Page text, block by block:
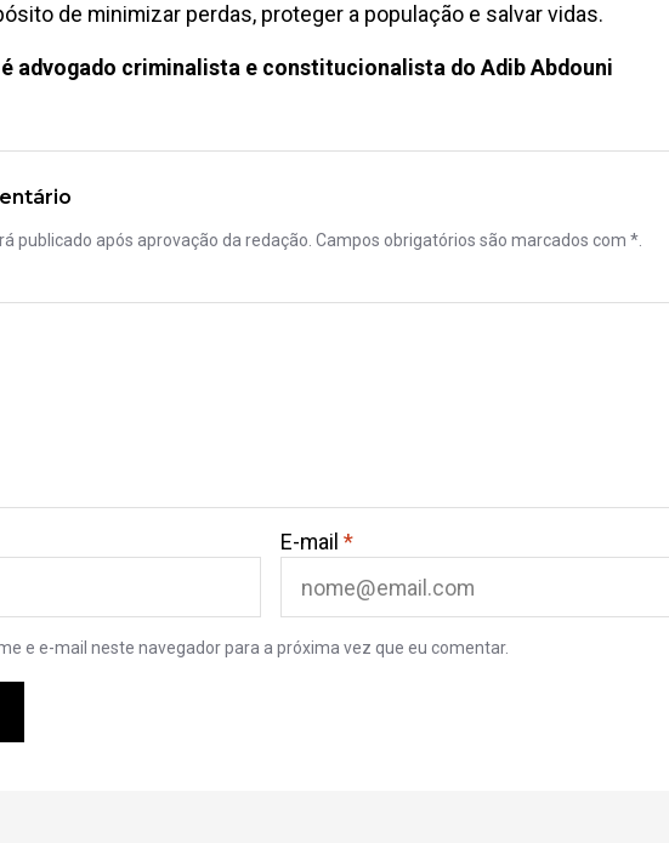
de minimizar perdas, proteger a população e salvar vidas.
advogado criminalista e constitucionalista do Adib Abdouni
publicado após aprovação da redação. Campos obrigatórios são marcados com *.
E-mail*
e e-mail neste navegador para a próxima vez que eu comentar.